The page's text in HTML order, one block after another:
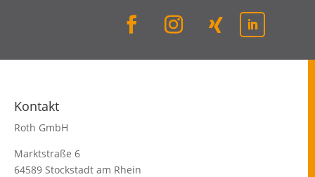
Kontakt
Roth GmbH
Marktstraße 6
64589 Stockstadt am Rhein